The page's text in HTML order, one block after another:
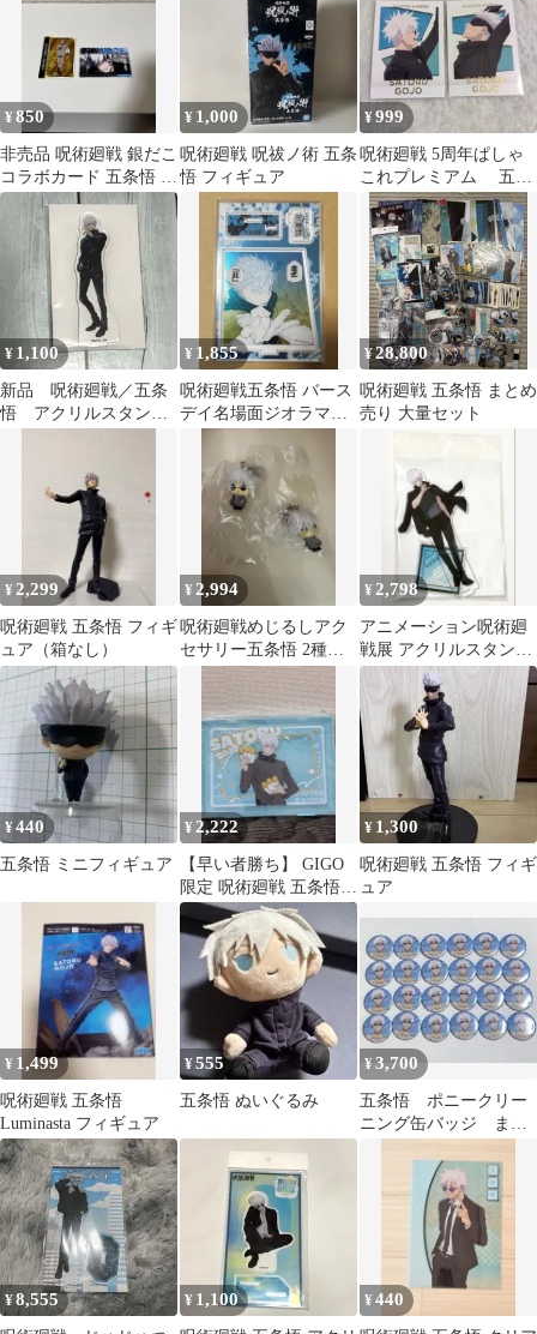
¥850
非売品 呪術廻戦 銀だこ
コラボカード 五条悟 七
海建人 2枚セット
¥ 1,000
呪術廻戦 呪祓ノ術 五条
悟 フィギュア
¥999
呪術廻戦 5周年ぱしゃ
これプレミアム 五条
悟
¥ 1,100
新品 呪術廻戦／五条
悟 アクリルスタン
¥ 1,855
呪術廻戦五条悟 バース
デイ名場面ジオラマフ
¥28,800
呪術廻戦 五条悟 まとめ
売り 大量セット
¥2,299
呪術廻戦 五条悟 フィギ
ュア（箱なし）
¥2,994
呪術廻戦めじるしアク
セサリー五条悟 2種セ
¥2,798
アニメーション呪術廻
戦展 アクリルスタンド
五条悟
¥440
五条悟 ミニフィギュア
¥ 2,222
【早い者勝ち】 GIGO
限定 呪術廻戦 五条悟
A4ファイルケース
¥ 1,300
呪術廻戦 五条悟 フィギ
ュア
¥ 1,499
呪術廻戦 五条悟
Luminasta フィギュア
¥555
五条悟 ぬいぐるみ
¥3,700
五条悟 ポニークリー
ニング缶バッジ まと
¥8,555 ¥ 1,100 ¥440